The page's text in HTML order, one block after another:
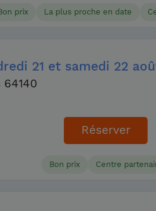
prix La plus proche en date
21 et samedi 22
64140
Réserver
Bon prix Centre